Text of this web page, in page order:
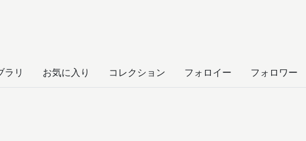
ラリ お気に入り コレクション フォロイー フォロワー